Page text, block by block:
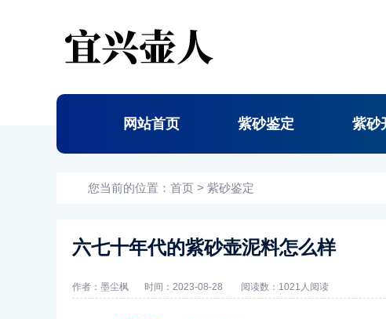
网站首页 紫砂鉴定 紫砂
您当前的位置： 首页 > 紫砂鉴定
六七十年代的紫砂壶泥料怎么样
作者：墨尘枫 时间：2023-08-28 阅读数： 1021人阅读